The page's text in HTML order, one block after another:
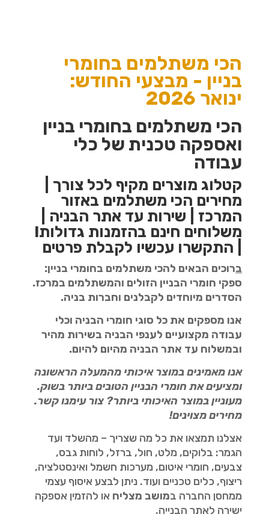
הכי משתלמים בחומרי
בניין - מבצעי החודש:
ינואר 2026
הכי משתלמים בחומרי בניין
ואספקה טכנית של כלי
עבודה
קטלוג מוצרים מקיף לכל צורך |
מחירים הכי משתלמים באזור
המרכז | שירות עד אתר הבניה |
משלוחים חינם בהזמנות גדולות!
| התקשרו עכשיו לקבלת פרטים
ברוכים הבאים להכי משתלמים בחומרי בניין:
ספקי חומרי הבניין הזולים והמשתלמים במרכז.
הסדרים מיוחדים לקבלנים וחברות בניה.
אנו מספקים את כל סוגי חומרי הבניה וכלי
עבודה מקצועיים לענפי הבניה בשירות מהיר
ובמשלוח עד אתר הבניה מהיום להיום.
אנו מאמינים במוצר איכותי מהמעלה הראשונה
ומציעים את חומרי הבניין הטוביםביותר בשוק.
מעוניין במוצר האיכותי ביותר? צור עימנו קשר.
מחירים מצוינים!
אצלנו תמצאו את כל מה שצריך – מהשלד ועד
הגמר: בלוקים, מלט, חול, ברזל, לוחות גבס,
צבעים, חומרי איטום, מערכות חשמל ואינסטלציה,
ריצוף, כלים טכניים ועוד. ניתן לבצע איסוף עצמי
ממחסן החברה במושב מצליח או להזמין אספקה
ישירה לאתר הבנייה.